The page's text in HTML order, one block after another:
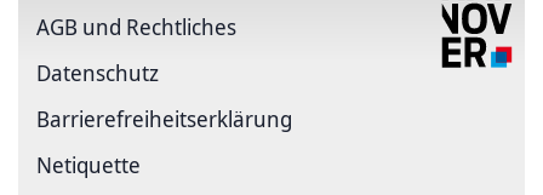
AGB und Rechtliches
Datenschutz
Barriere­freiheits­erklärung
Netiquette